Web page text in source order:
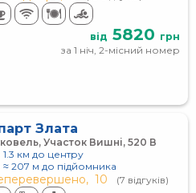
від 5820 грн
за 1 ніч, 2-місний номер
Злата
Участок Вишні, 520 В
1.3 км до центру
≈ 207 м до підйомника
10 (7 відгуків)